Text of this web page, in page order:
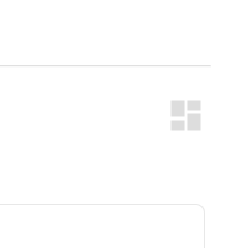
dashboard